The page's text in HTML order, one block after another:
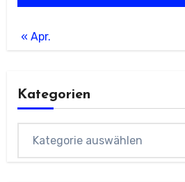
« Apr.
Kategorien